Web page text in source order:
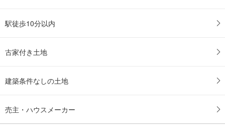
駅徒歩10分以内
古家付き土地
建築条件なしの土地
売主・ハウスメーカー